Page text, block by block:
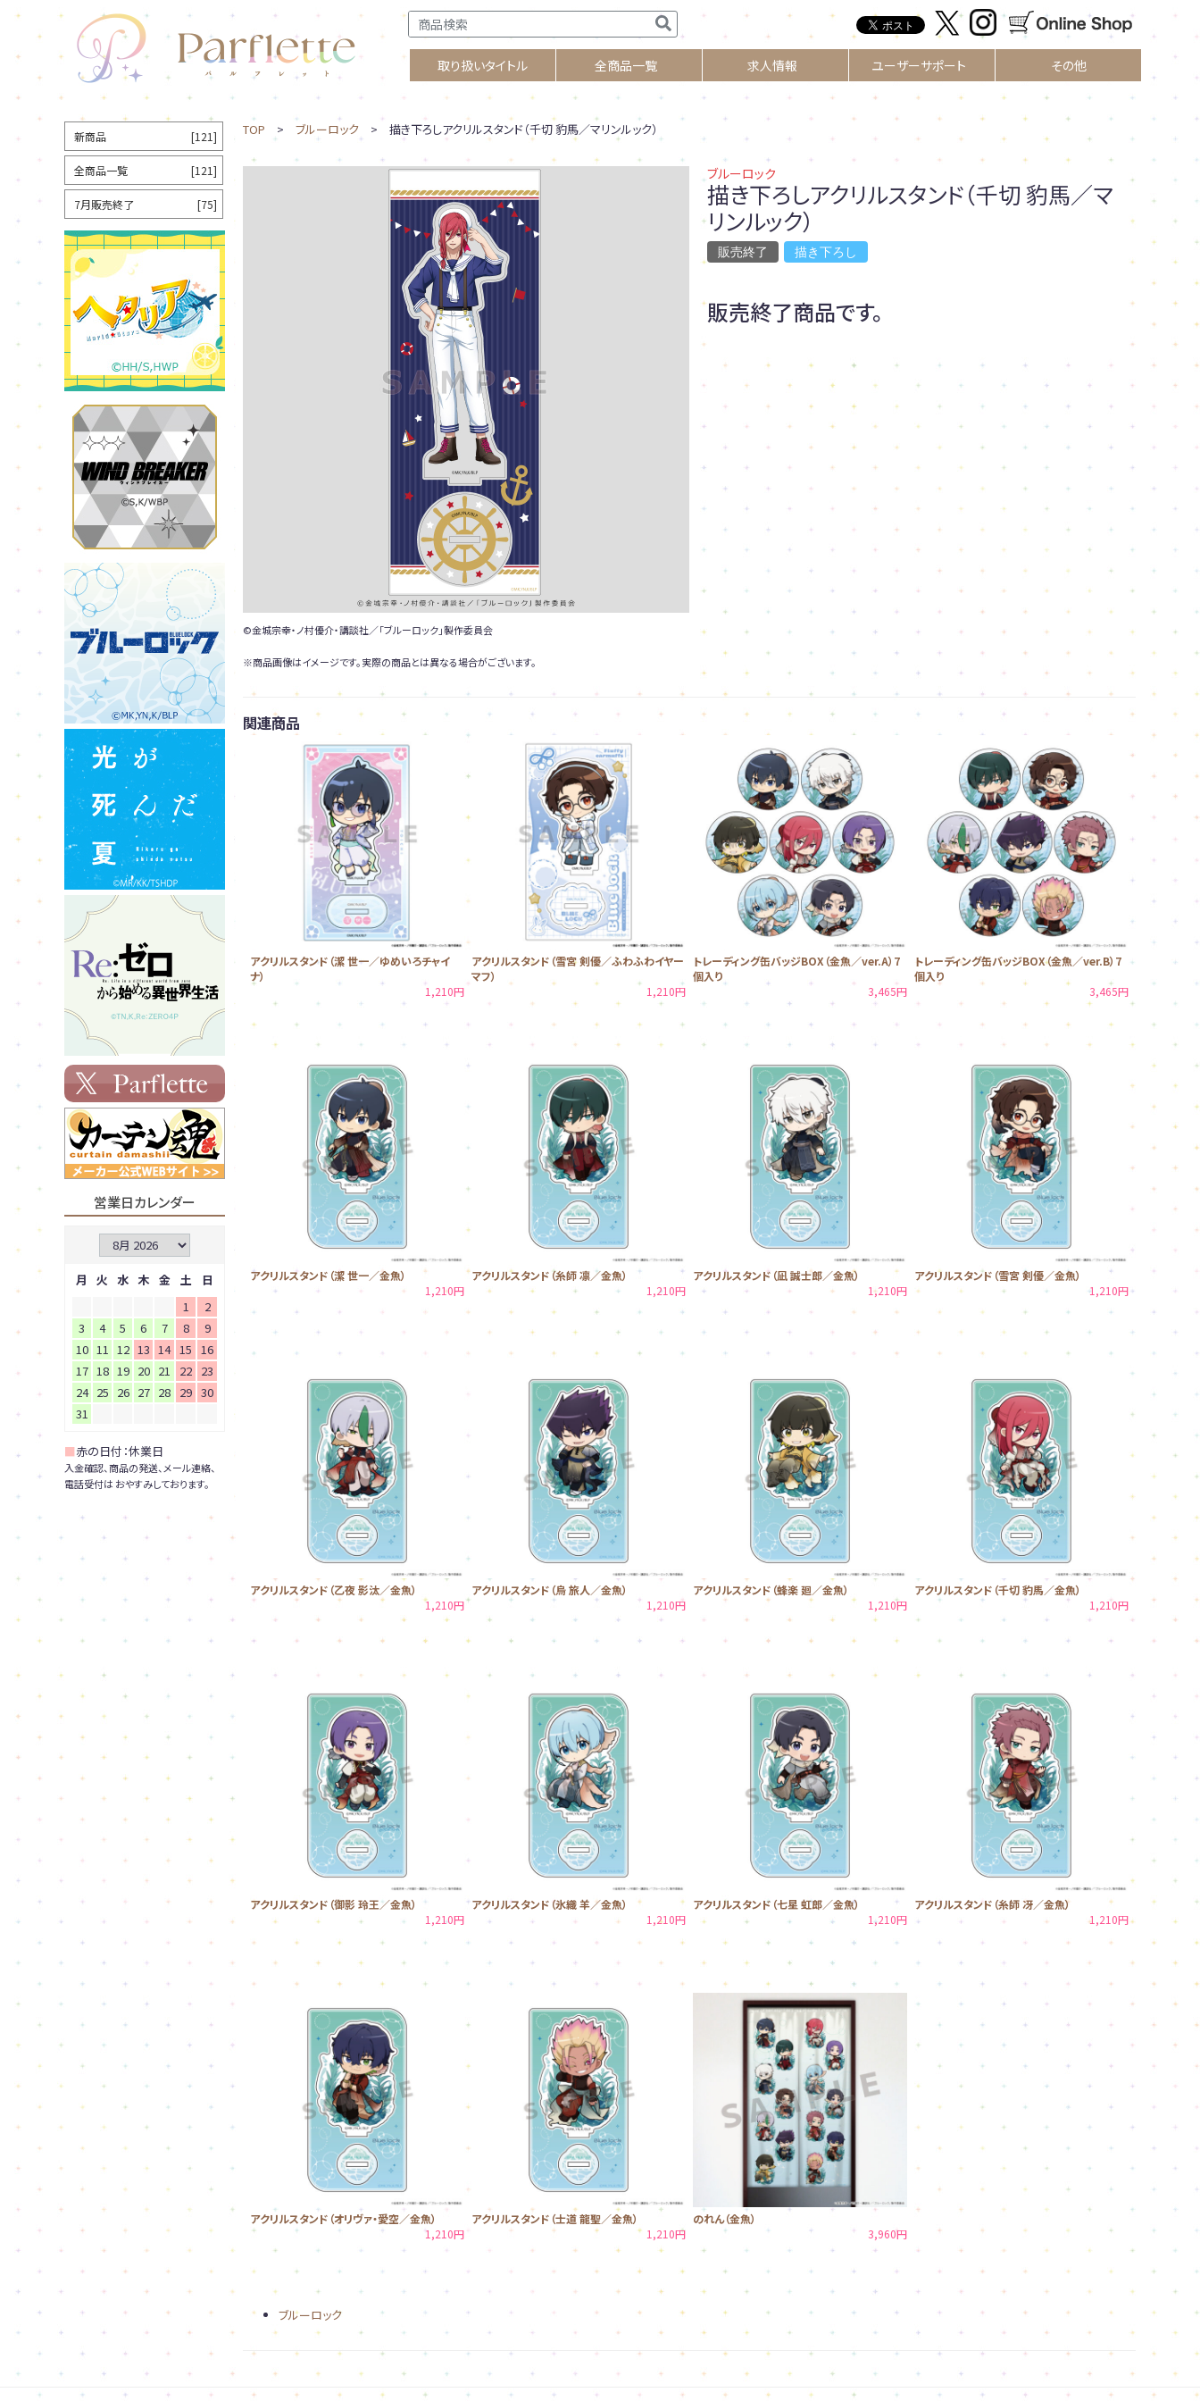
取り扱いタイトル 全商品一覧 求人情報 ユーザーサポート その他
TOP > ブルーロック > 描き下ろしアクリルスタンド（千切 豹馬／マリンルック）
©金城宗幸・ノ村優介・講談社／「ブルーロック」製作委員会
※商品画像はイメージです。実際の商品とは異なる場合がございます。
ブルーロック
描き下ろしアクリルスタンド（千切 豹馬／マ
リンルック）
販売終了 描き下ろし
販売終了商品です。
関連商品
アクリルスタンド（潔 世一／ゆめいろチャイ
ナ）
1,210円
アクリルスタンド（雪宮 剣優／ふわふわイヤー
マフ）
1,210円
トレーディング缶バッジBOX（金魚／ver.A）7
個入り
3,465円
トレーディング缶バッジBOX（金魚／ver.B）7
個入り
3,465円
アクリルスタンド（潔 世一／金魚）
1,210円
アクリルスタンド（糸師 凛／金魚）
1,210円
アクリルスタンド（凪 誠士郎／金魚）
1,210円
アクリルスタンド（雪宮 剣優／金魚）
1,210円
アクリルスタンド（乙夜 影汰／金魚）
1,210円
アクリルスタンド（烏 旅人／金魚）
1,210円
アクリルスタンド（蜂楽 廻／金魚）
1,210円
アクリルスタンド（千切 豹馬／金魚）
1,210円
アクリルスタンド（御影 玲王／金魚）
1,210円
アクリルスタンド（氷織 羊／金魚）
1,210円
アクリルスタンド（七星 虹郎／金魚）
1,210円
アクリルスタンド（糸師 冴／金魚）
1,210円
アクリルスタンド（オリヴァ・愛空／金魚）
1,210円
アクリルスタンド（士道 龍聖／金魚）
1,210円
のれん（金魚）
3,960円
ブルーロック
新商品 [121]
全商品一覧 [121]
7月販売終了 [75]
営業日カレンダー
月 火 水 木 金 土
日
1
2
3
4 5 6 7 8
9
10 11 12 13 14 15
16
17 18 19 20 21 22 23
24 25 26 27 28 29 30
31
■赤の日付：休業日
入金確認、商品の発送、メール連絡、
電話受付は おやすみしております。